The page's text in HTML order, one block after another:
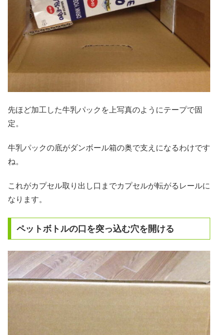
先ほど加工した牛乳パックを上写真のようにテープで固
定。
牛乳パックの底がダンボール箱の奥で支えになるわけです
ね。
これがカプセル取り出し口までカプセルが転がるレールに
なります。
ペットボトルの口を突っ込む穴を開ける